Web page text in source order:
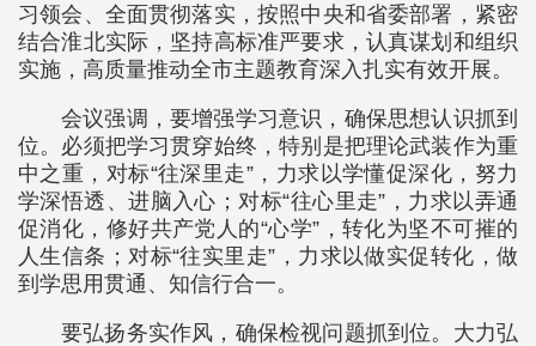
习领会、全面贯彻落实，按照中央和省委部署，紧密
结合淮北实际，坚持高标准严要求，认真谋划和组织
实施，高质量推动全市主题教育深入扎实有效开展。
会议强调，要增强学习意识，确保思想认识抓到
位。必须把学习贯穿始终，特别是把理论武装作为重
中之重，对标“往深里走”，力求以学懂促深化，努力
学深悟透、进脑入心；对标“往心里走”，力求以弄通
促消化，修好共产党人的“心学”，转化为坚不可摧的
人生信条；对标“往实里走”，力求以做实促转化，做
到学思用贯通、知信行合一。
要弘扬务实作风，确保检视问题抓到位。大力弘